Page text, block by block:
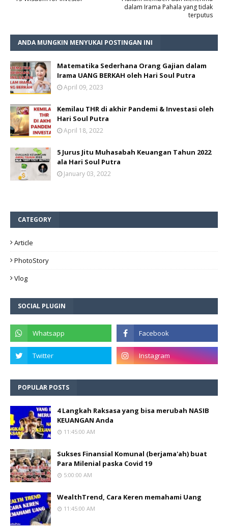
dalam Irama Pahala yang tidak
terputus
ANDA MUNGKIN MENYUKAI POSTINGAN INI
Matematika Sederhana Orang Gajian dalam
Irama UANG BERKAH oleh Hari Soul Putra
April 09, 2023
Kemilau THR di akhir Pandemi & Investasi oleh
Hari Soul Putra
April 18, 2022
5 Jurus Jitu Muhasabah Keuangan Tahun 2022
ala Hari Soul Putra
January 03, 2022
CATEGORY
Article
PhotoStory
Vlog
SOCIAL PLUGIN
POPULAR POSTS
4 Langkah Raksasa yang bisa merubah NASIB
KEUANGAN Anda
11:45:00 AM
Sukses Finansial Komunal (berjama'ah) buat
Para Milenial paska Covid 19
5:00:00 AM
WealthTrend, Cara Keren memahami Uang
11:45:00 AM